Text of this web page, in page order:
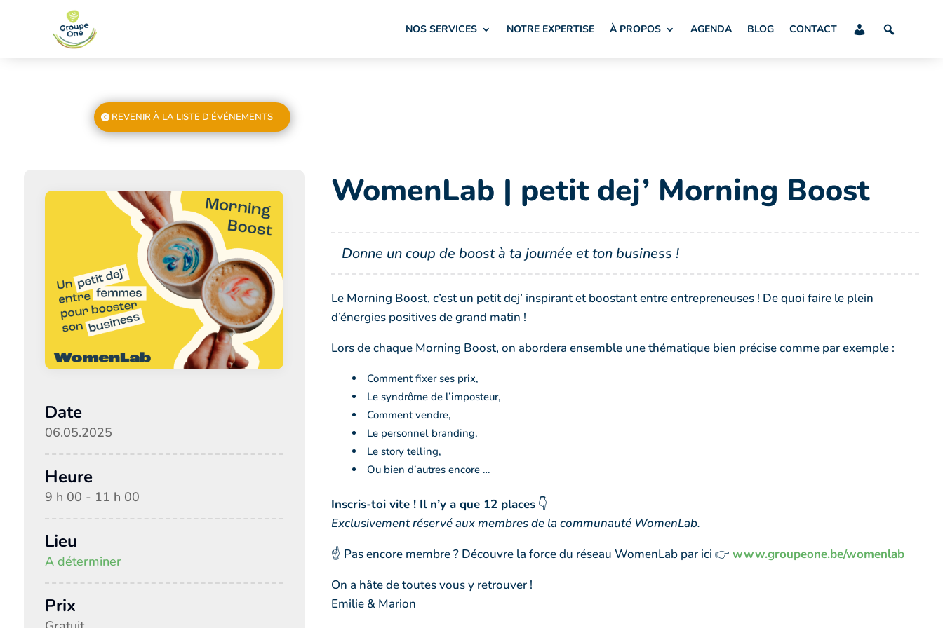
NOS SERVICES NOTRE EXPERTISE À PROPOS AGENDA BLOG CONTACT
REVENIR À LA LISTE D'ÉVÉNEMENTS
Date
06.05.2025
Heure
9 h 00 - 11 h 00
Lieu
A déterminer
Prix
WomenLab | petit dej’ Morning Boost
Donne un coup de boost à ta journée et ton business !
Le Morning Boost, c’est un petit dej’ inspirant et boostant entre entrepreneuses ! De quoi faire le plein
d’énergies positives de grand matin !
Lors de chaque Morning Boost, on abordera ensemble une thématique bien précise comme par exemple :
Comment fixer ses prix,
Le syndrôme de l’imposteur,
Comment vendre,
Le personnel branding,
Le story telling,
Ou bien d’autres encore …
Inscris-toi vite ! Il n’y a que 12 places👇
Exclusivement réservé aux membres de la communauté WomenLab.
☝️ Pas encore membre ? Découvre la force du réseau WomenLab par ici 👉 www.groupeone.be/womenlab
On a hâte de toutes vous y retrouver !
Emilie & Marion